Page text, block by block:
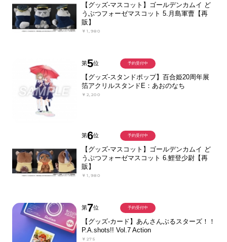
【グッズ-マスコット】ゴールデンカムイ ど
うぶつフォーゼマスコット 5.月島軍曹【再
販】
￥1,980
第5位
【グッズ-スタンドポップ】百合姫20周年展
箔アクリルスタンドE：あおのなち
￥2,200
予約受付中
第6位
【グッズ-マスコット】ゴールデンカムイ ど
うぶつフォーゼマスコット 6.鯉登少尉【再
販】
￥1,980
予約受付中
第7位
【グッズ-カード】あんさんぶるスターズ！！
P.A.shots!! Vol.7 Action
￥275
予約受付中